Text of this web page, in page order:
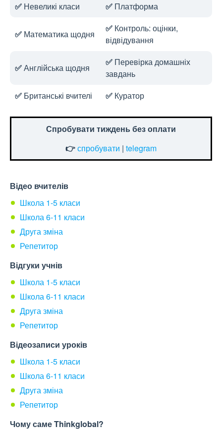
✅ Невеликі класи ✅ Платформа
✅ Математика щодня
✅ Контроль: оцінки,
відвідування
✅Англійська щодня
✅ Перевірка домашніх
завдань
✅ Британські вчителі ✅ Куратор
Спробувати тиждень без оплати
👉спробувати | telegram
Відео вчителів
Школа 1-5 класи
Школа 6-11 класи
Друга зміна
Репетитор
Відгуки учнів
Школа 1-5 класи
Школа 6-11 класи
Друга зміна
Репетитор
Відеозаписи уроків
Школа 1-5 класи
Школа 6-11 класи
Друга зміна
Репетитор
Чому саме Thinkglobal?